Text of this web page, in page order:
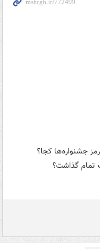
جشنواره‌ها کجا؟
تمام گذاشت؟